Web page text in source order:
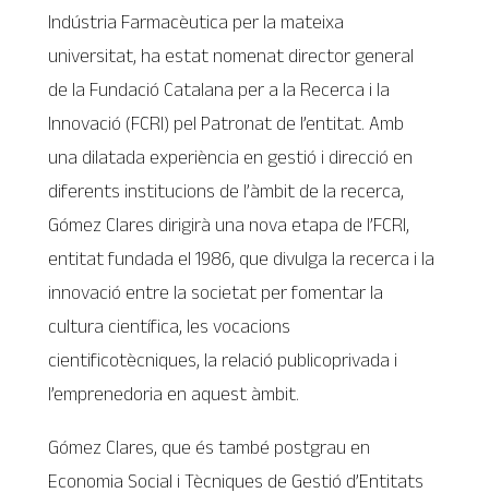
Indústria Farmacèutica per la mateixa
universitat, ha estat nomenat director general
de la Fundació Catalana per a la Recerca i la
Innovació (FCRI) pel Patronat de l’entitat. Amb
una dilatada experiència en gestió i direcció en
diferents institucions de l’àmbit de la recerca,
Gómez Clares dirigirà una nova etapa de l’FCRI,
entitat fundada el 1986, que divulga la recerca i la
innovació entre la societat per fomentar la
cultura científica, les vocacions
cientificotècniques, la relació publicoprivada i
l’emprenedoria en aquest àmbit.
Gómez Clares, que és també postgrau en
Economia Social i Tècniques de Gestió d’Entitats